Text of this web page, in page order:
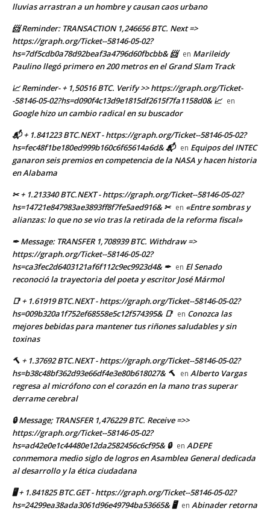
lluvias arrastran a un hombre y causan caos urbano
📨 Reminder: TRANSACTION 1,246656 BTC. Next =>
https://graph.org/Ticket--58146-05-02?
hs=7df5cdb0a78d92beaf3a4796d60fbcbb& 📨 en Marileidy
Paulino llegó primero en 200 metros en el Grand Slam Track
📈 Reminder- + 1,50516 BTC. Verify >> https://graph.org/Ticket-
-58146-05-02?hs=d090f4c13d9e1815df2615f7fa1158d0& 📈 en
Google hizo un cambio radical en su buscador
📬 + 1.841223 BTC.NEXT - https://graph.org/Ticket--58146-05-02?
hs=fec48f1be180ed999b160c6f65614a6d& 📬 en Equipos del INTEC
ganaron seis premios en competencia de la NASA y hacen historia
en Alabama
✂ + 1.213340 BTC.NEXT - https://graph.org/Ticket--58146-05-02?
hs=14721e847983ae3893ff8f7fe5aed916& ✂ en «Entre sombras y
alianzas: lo que no se vio tras la retirada de la reforma fiscal»
✒ Message: TRANSFER 1,708939 BTC. Withdraw =>
https://graph.org/Ticket--58146-05-02?
hs=ca3fec2d6403121af6f112c9ec9923d4& ✒ en El Senado
reconoció la trayectoria del poeta y escritor José Mármol
📑 + 1.61919 BTC.NEXT - https://graph.org/Ticket--58146-05-02?
hs=009b320a1f752ef68558e5c12f574395& 📑 en Conozca las
mejores bebidas para mantener tus riñones saludables y sin
toxinas
🔨 + 1.37692 BTC.NEXT - https://graph.org/Ticket--58146-05-02?
hs=b38c48bf362d93e66df4e3e80b618027& 🔨 en Alberto Vargas
regresa al micrófono con el corazón en la mano tras superar
derrame cerebral
🔒 Message; TRANSFER 1,476229 BTC. Receive =>>
https://graph.org/Ticket--58146-05-02?
hs=ad42e0e1c44480e12da2582456c6cf95& 🔒 en ADEPE
conmemora medio siglo de logros en Asamblea General dedicada
al desarrollo y la ética ciudadana
🖥 + 1.841825 BTC.GET - https://graph.org/Ticket--58146-05-02?
hs=24299ea38ada3061d96e49794ba53665& 🖥 en Abinader retorna